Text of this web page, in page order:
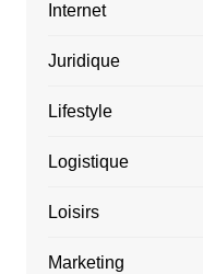
Internet
Juridique
Lifestyle
Logistique
Loisirs
Marketing